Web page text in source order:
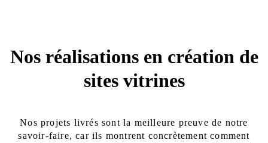
Nos réalisations en création de
sites vitrines
Nos projets livrés sont la meilleure preuve de notre
savoir-faire, car ils montrent concrètement comment